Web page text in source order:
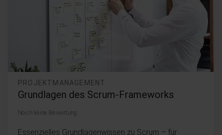
PROJEKTMANAGEMENT
Grundlagen des Scrum-Frameworks
Noch keine Bewertung
Essenzielles Grundlagenwissen zu Scrum – für